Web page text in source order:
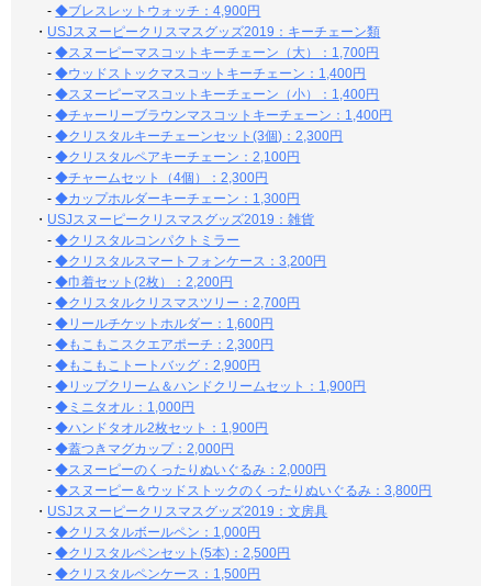
-◆ブレスレットウォッチ：4,900円
・ USJスヌーピークリスマスグッズ2019：キーチェーン類
-◆スヌーピーマスコットキーチェーン（大）：1,700円
-◆ウッドストックマスコットキーチェーン：1,400円
-◆スヌーピーマスコットキーチェーン（小）：1,400円
-◆チャーリーブラウンマスコットキーチェーン：1,400円
-◆クリスタルキーチェーンセット(3個)：2,300円
-◆クリスタルペアキーチェーン：2,100円
-◆チャームセット（4個）：2,300円
-◆カップホルダーキーチェーン：1,300円
・ USJスヌーピークリスマスグッズ2019：雑貨
-◆クリスタルコンパクトミラー
-◆クリスタルスマートフォンケース：3,200円
-◆巾着セット(2枚）：2,200円
-◆クリスタルクリスマスツリー：2,700円
-◆リールチケットホルダー：1,600円
-◆もこもこスクエアポーチ：2,300円
-◆もこもこトートバッグ：2,900円
-◆リップクリーム＆ハンドクリームセット：1,900円
-◆ミニタオル：1,000円
-◆ハンドタオル2枚セット：1,900円
-◆蓋つきマグカップ：2,000円
-◆スヌーピーのくったりぬいぐるみ：2,000円
-◆スヌーピー＆ウッドストックのくったりぬいぐるみ：3,800円
・ USJスヌーピークリスマスグッズ2019：文房具
-◆クリスタルボールペン：1,000円
-◆クリスタルペンセット(5本)：2,500円
-◆クリスタルペンケース：1,500円